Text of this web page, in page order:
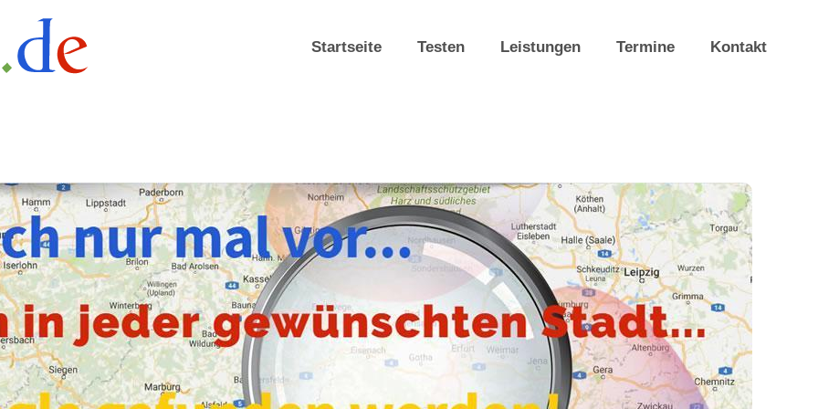
Startseite Testen Leistungen Termine Kontakt